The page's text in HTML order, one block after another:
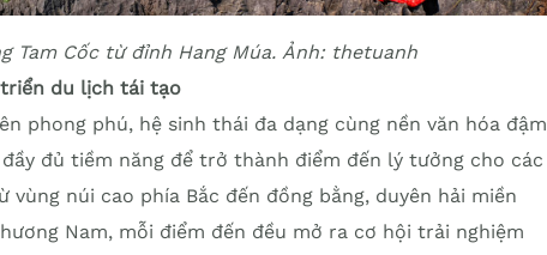
Tam Cốc từ đỉnh Hang Múa. Ảnh: thetuanh
du lịch tái tạo
phong phú, hệ sinh thái đa dạng cùng nền văn hóa đậm
đủ tiềm năng để trở thành điểm đến lý tưởng cho các
núi cao phía Bắc đến đồng bằng, duyên hải miền
Nam, mỗi điểm đến đều mở ra cơ hội trải nghiệm